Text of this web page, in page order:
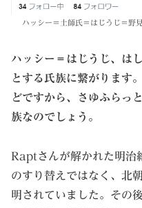
ハッシー＝土師氏＝はじうじ＝野
ハッシー＝はじうじ、は
とする氏族に繋がります
どですから、さゆふらっ
族なのでしょう。
Raptさんが解かれた明治
のすり替えではなく、北
明されていました。その